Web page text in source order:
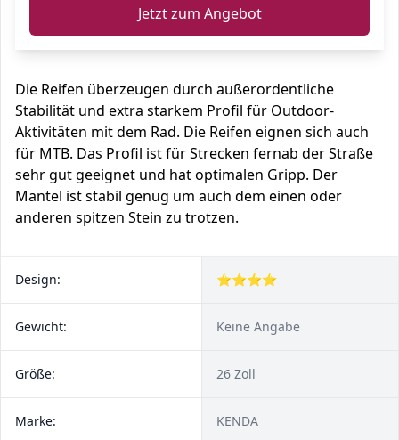
Jetzt zum Angebot
Die Reifen überzeugen durch außerordentliche
Stabilität und extra starkem Profil für Outdoor-
Aktivitäten mit dem Rad. Die Reifen eignen sich auch
für MTB. Das Profil ist für Strecken fernab der Straße
sehr gut geeignet und hat optimalen Gripp. Der
Mantel ist stabil genug um auch dem einen oder
anderen spitzen Stein zu trotzen.
Design: ⭐⭐⭐⭐
Gewicht: Keine Angabe
Größe: 26 Zoll
Marke: KENDA